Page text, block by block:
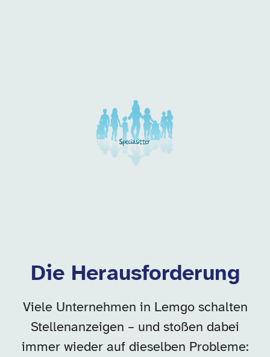
Unsere Arbeitgeber in
Die Herausforderung
Viele Unternehmen in Lemgo schalten
Stellenanzeigen – und stoßen dabei
immer wieder auf dieselben Probleme: